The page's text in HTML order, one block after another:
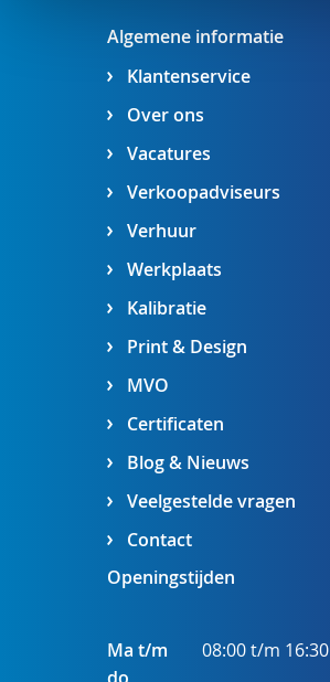
Algemene informatie
Klantenservice
Over ons
Vacatures
Verkoopadviseurs
Verhuur
Werkplaats
Kalibratie
Print & Design
MVO
Certificaten
Blog & Nieuws
Veelgestelde vragen
Contact
Openingstijden
Ma t/m
08:00 t/m 16:30